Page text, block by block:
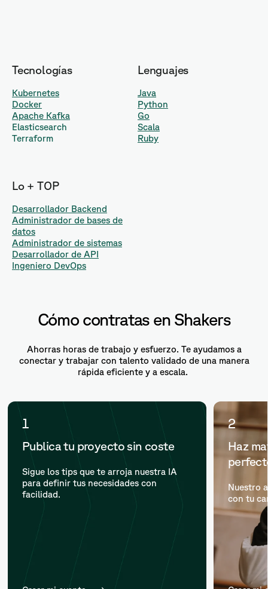
Tecnologías
Kubernetes
Docker
Apache Kafka
Elasticsearch
Terraform
Lenguajes
Java
Python
Go
Scala
Ruby
Lo + TOP
Desarrollador Backend
Administrador de bases de
datos
Administrador de sistemas
Desarrollador de API
Ingeniero DevOps
Cómo contratas en Shakers
Ahorras horas de trabajo y esfuerzo. Te ayudamos a
conectar y trabajar con talento validado de una manera
rápida eficiente y a escala.
1
Publica tu proyecto sin coste
Sigue los tips que te arroja nuestra IA
para definir tus necesidades con
facilidad.
2
Haz
Nuestro
con tu